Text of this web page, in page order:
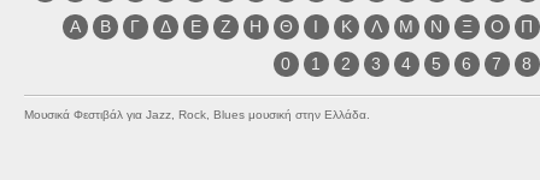
Α
Β Γ Δ Ε Ζ Η Θ Ι Κ Λ Μ Ν Ξ Ο
Π
0
1 2 3 4 5 6 7 8
Μουσικά Φεστιβάλ για Jazz, Rock, Blues μουσική στην Ελλάδα.